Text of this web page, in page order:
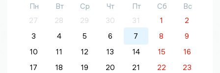
Пн Вт Ср Чт Пт Сб
Вс
27
28 29 30 31 1
2
3
4 5 6 7 8
9
10
11 12 13 14 15
16
17
18 19 20 21 22
23